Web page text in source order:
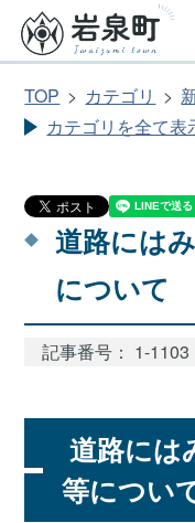
TOP カテゴリ
カテゴリを全て表
道路には
について
記事番号： 1-1103
道路には
等につい